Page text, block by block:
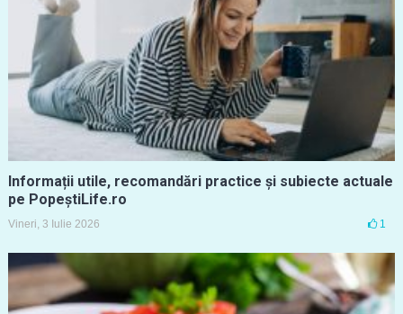
Informații utile, recomandări practice și subiecte actuale
pe PopeștiLife.ro
Vineri, 3 Iulie 2026 1